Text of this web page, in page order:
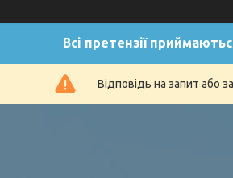
Всі претензії
Відповідь на запит або